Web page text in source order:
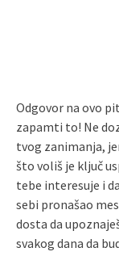
Odgovor na ovo
zapamti to! Ne
tvog zanimanja,
što voliš je ključ
tebe interesuje i
sebi pronašao
dosta da
svakog dana da